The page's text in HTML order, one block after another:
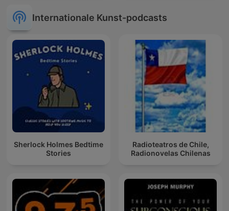
Internationale Kunst-podcasts
Sherlock Holmes Bedtime
Stories
Radioteatros de Chile,
Radionovelas Chilenas